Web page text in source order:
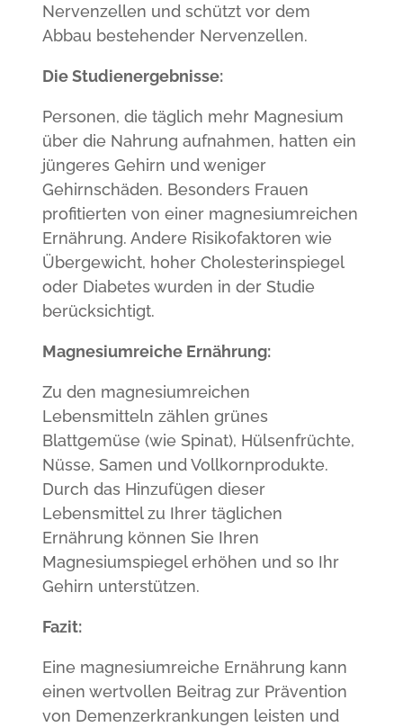
Nervenzellen und schützt vor dem
Abbau bestehender Nervenzellen.
Die Studienergebnisse:
Personen, die täglich mehr Magnesium
über die Nahrung aufnahmen, hatten ein
jüngeres Gehirn und weniger
Gehirnschäden. Besonders Frauen
profitierten von einer magnesiumreichen
Ernährung. Andere Risikofaktoren wie
Übergewicht, hoher Cholesterinspiegel
oder Diabetes wurden in der Studie
berücksichtigt.
Magnesiumreiche Ernährung:
Zu den magnesiumreichen
Lebensmitteln zählen grünes
Blattgemüse (wie Spinat), Hülsenfrüchte,
Nüsse, Samen und Vollkornprodukte.
Durch das Hinzufügen dieser
Lebensmittel zu Ihrer täglichen
Ernährung können Sie Ihren
Magnesiumspiegel erhöhen und so Ihr
Gehirn unterstützen.
Fazit:
Eine magnesiumreiche Ernährung kann
einen wertvollen Beitrag zur Prävention
von Demenzerkrankungen leisten und